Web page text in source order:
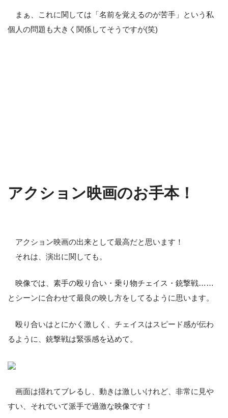
まぁ、これに関しては「名前を覚えるのが苦手」という私
個人の問題も大きく関係してそうですが(笑)
アクション映画のお手本！
アクション映画の出来として最高だと思います！
それは、演出に関しても。
映像では、素手の殴り合い・乗り物チェイス・銃撃戦……
とシーンに合わせて最良の映し方をしてるように思います。
殴り合いはとにかく激しく、チェイスはスピード感が伝わ
るように、銃撃戦は緊張感を込めて。
画面は揺れてブレるし、動きは激しいけれど、非常に見や
すい、それでいて派手で過激な映像です！